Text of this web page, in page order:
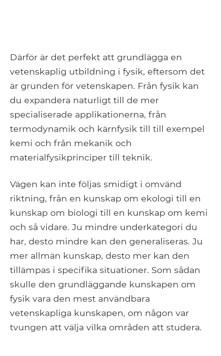
Därför är det perfekt att grundlägga en
vetenskaplig utbildning i fysik, eftersom det
är grunden för vetenskapen. Från fysik kan
du expandera naturligt till de mer
specialiserade applikationerna, från
termodynamik och kärnfysik till till exempel
kemi och från mekanik och
materialfysikprinciper till teknik.
Vägen kan inte följas smidigt i omvänd
riktning, från en kunskap om ekologi till en
kunskap om biologi till en kunskap om kemi
och så vidare. Ju mindre underkategori du
har, desto mindre kan den generaliseras. Ju
mer allmän kunskap, desto mer kan den
tillämpas i specifika situationer. Som sådan
skulle den grundläggande kunskapen om
fysik vara den mest användbara
vetenskapliga kunskapen, om någon var
tvungen att välja vilka områden att studera.